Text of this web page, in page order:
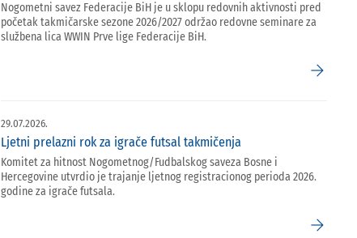
Nogometni savez Federacije BiH je u sklopu redovnih aktivnosti pred
početak takmičarske sezone 2026/2027 održao redovne seminare za
službena lica WWIN Prve lige Federacije BiH.
arrow_forward
29.07.2026.
Ljetni prelazni rok za igrače futsal takmičenja
Komitet za hitnost Nogometnog/Fudbalskog saveza Bosne i
Hercegovine utvrdio je trajanje ljetnog registracionog perioda 2026.
godine za igrače futsala.
arrow_forward